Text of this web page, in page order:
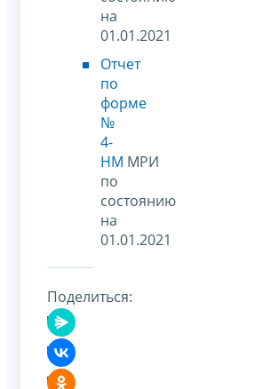
на
01.01.2021
Отчет
по
форме
№
4-
НМ МРИ
по
состоянию
на
01.01.2021
Поделиться: